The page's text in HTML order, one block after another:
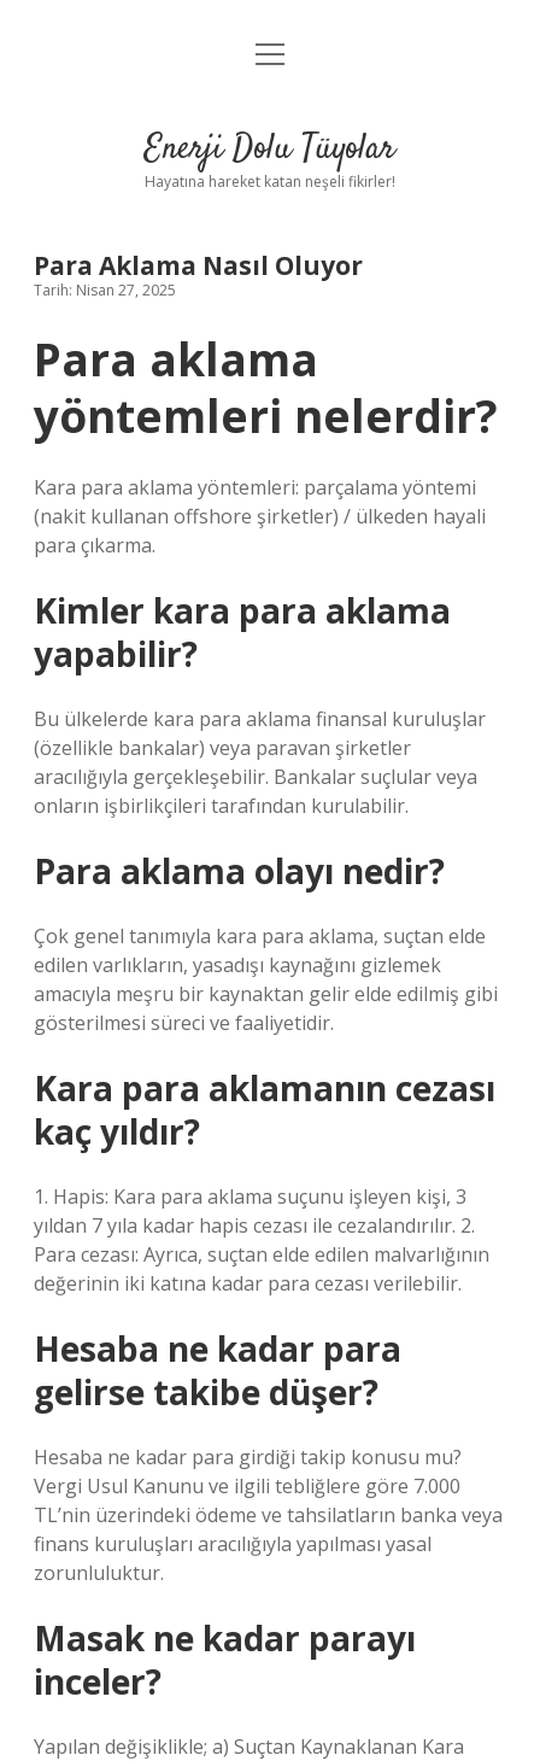
Anasayfa
Yasal Uyarı
menüyü
Enerji Dolu Tüyolar
Hayatına hareket katan neşeli fikirler!
Para Aklama Nasıl Oluyor
Tarih: Nisan 27, 2025
Para aklama
yöntemleri nelerdir?
Kara para aklama yöntemleri: parçalama yöntemi
(nakit kullanan offshore şirketler) / ülkeden hayali
para çıkarma.
Kimler kara para aklama
yapabilir?
Bu ülkelerde kara para aklama finansal kuruluşlar
(özellikle bankalar) veya paravan şirketler
aracılığıyla gerçekleşebilir. Bankalar suçlular veya
onların işbirlikçileri tarafından kurulabilir.
Para aklama olayı nedir?
Çok genel tanımıyla kara para aklama, suçtan elde
edilen varlıkların, yasadışı kaynağını gizlemek
amacıyla meşru bir kaynaktan gelir elde edilmiş gibi
gösterilmesi süreci ve faaliyetidir.
Kara para aklamanın cezası
kaç yıldır?
1. Hapis: Kara para aklama suçunu işleyen kişi, 3
yıldan 7 yıla kadar hapis cezası ile cezalandırılır. 2.
Para cezası: Ayrıca, suçtan elde edilen malvarlığının
değerinin iki katına kadar para cezası verilebilir.
Hesaba ne kadar para
gelirse takibe düşer?
Hesaba ne kadar para girdiği takip konusu mu?
Vergi Usul Kanunu ve ilgili tebliğlere göre 7.000
TL’nin üzerindeki ödeme ve tahsilatların banka veya
finans kuruluşları aracılığıyla yapılması yasal
zorunluluktur.
Masak ne kadar parayı
inceler?
Yapılan değişiklikle; a) Suçtan Kaynaklanan Kara